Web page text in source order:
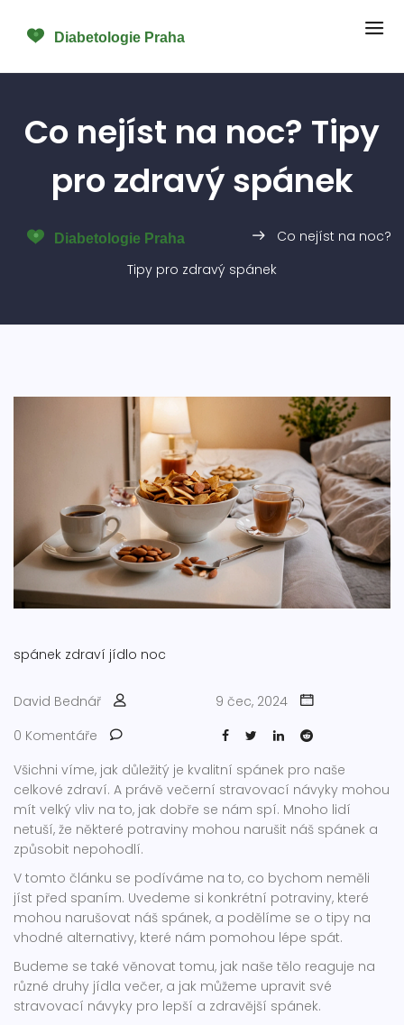
Co nejíst na noc? Tipy
pro zdravý spánek
Co nejíst na noc?
Tipy pro zdravý spánek
spánek zdraví jídlo noc
David Bednář
9 čec, 2024
0 Komentáře
Všichni víme, jak důležitý je kvalitní spánek pro naše
celkové zdraví. A právě večerní stravovací návyky mohou
mít velký vliv na to, jak dobře se nám spí. Mnoho lidí
netuší, že některé potraviny mohou narušit náš spánek a
způsobit nepohodlí.
V tomto článku se podíváme na to, co bychom neměli
jíst před spaním. Uvedeme si konkrétní potraviny, které
mohou narušovat náš spánek, a podělíme se o tipy na
vhodné alternativy, které nám pomohou lépe spát.
Budeme se také věnovat tomu, jak naše tělo reaguje na
různé druhy jídla večer, a jak můžeme upravit své
stravovací návyky pro lepší a zdravější spánek.